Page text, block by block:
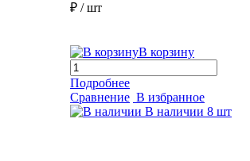
₽ / шт
В корзину
Подробнее
Сравнение В избранное
В наличии 8 шт